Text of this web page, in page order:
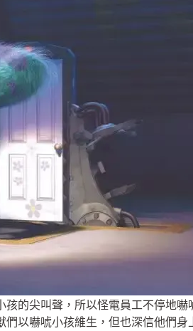
的尖叫聲，所以怪電員工不停地
以嚇唬小孩維生，但也深信他們